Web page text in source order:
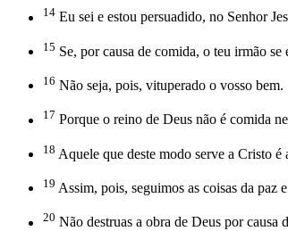
14 Eu sei e estou persuadido, no Senhor
15 Se, por causa de comida, o teu irmão
16 Não seja, pois, vituperado o vosso bem.
17 Porque o reino de Deus não é comida
18 Aquele que deste modo serve a Cristo
19 Assim, pois, seguimos as coisas da paz
20 Não destruas a obra de Deus por causa